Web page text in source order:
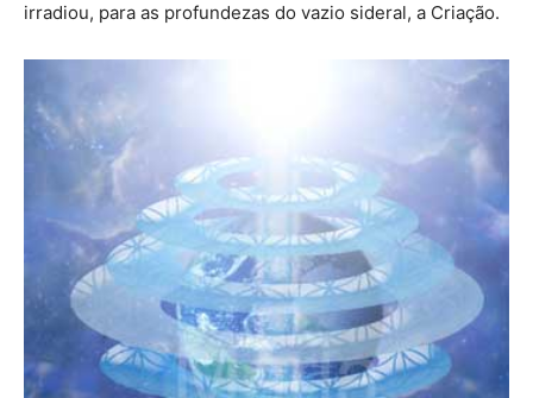
irradiou, para as profundezas do vazio sideral, a Criação.